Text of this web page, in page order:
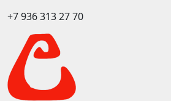
+7 936 313 27 70